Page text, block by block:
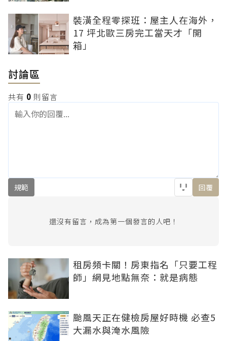
裝潢全程零探班：屋主人在海外，
17 坪北歐三房完工當天才「開
箱」
討論區
共有 0 則留言
規範 回覆
還沒有留言，成為第一個發言的人吧！
租房頻卡關！房東指名「只要工程
師」網見地點無奈：就是病態
颱風天正在健檢房屋好時機 必查5
大漏水與淹水風險